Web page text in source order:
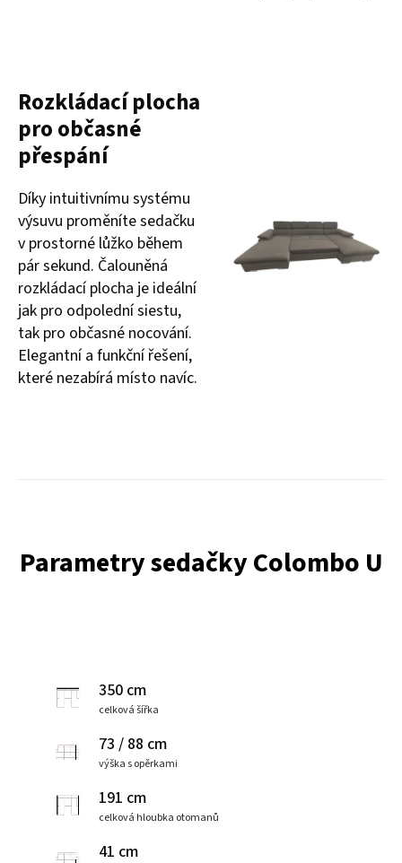
Rozkládací plocha
pro občasné
přespání
Díky intuitivnímu systému
výsuvu proměníte sedačku
v prostorné lůžko během
pár sekund. Čalouněná
rozkládací plocha je ideální
jak pro odpolední siestu,
tak pro občasné nocování.
Elegantní a funkční řešení,
které nezabírá místo navíc.
Parametry sedačky Colombo U
350 cm
celková šířka
73 / 88 cm
výška s opěrkami
191 cm
celková hloubka otomanů
41 cm